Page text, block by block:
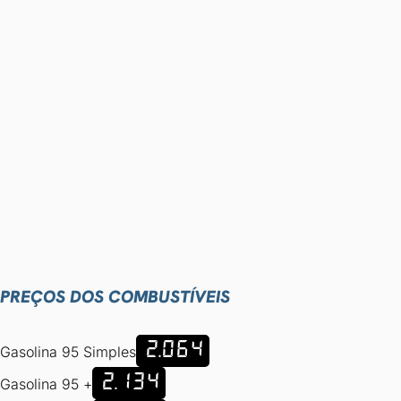
PREÇOS DOS COMBUSTÍVEIS
Gasolina 95 Simples 2.064
Gasolina 95 + 2.134